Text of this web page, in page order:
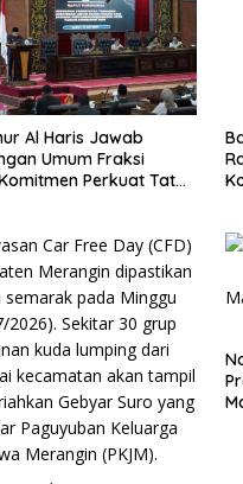
Al Haris Jawab
Umum Fraksi
Perkuat Tata